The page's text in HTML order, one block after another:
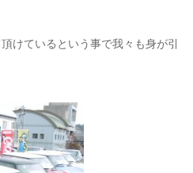
けているという事で我々も身が引